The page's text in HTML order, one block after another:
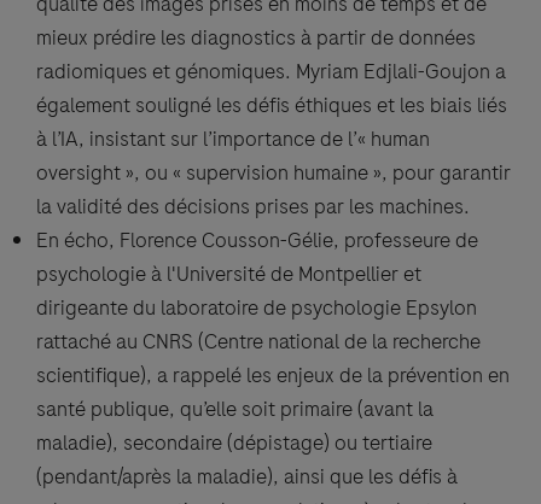
mieux prédire les diagnostics à partir de données
radiomiques et génomiques. Myriam Edjlali-Goujon a
également souligné les défis éthiques et les biais liés
à l’IA, insistant sur l’importance de l’« human
oversight », ou « supervision humaine », pour garantir
la validité des décisions prises par les machines.
En écho, Florence Cousson-Gélie, professeure de
psychologie à l'Université de Montpellier et
dirigeante du laboratoire de psychologie Epsylon
rattaché au CNRS (Centre national de la recherche
scientifique), a rappelé les enjeux de la prévention en
santé publique, qu’elle soit primaire (avant la
maladie), secondaire (dépistage) ou tertiaire
(pendant/après la maladie), ainsi que les défis à